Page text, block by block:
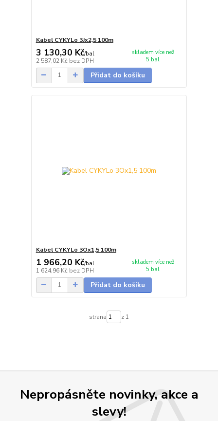
Kabel CYKYLo 3Jx2,5 100m
3 130,30 Kč/bal
2 587,02 Kč bez DPH
skladem více než
5 bal
Přidat do košíku
Kabel CYKYLo 3Ox1,5 100m
1 966,20 Kč/bal
1 624,96 Kč bez DPH
skladem více než
5 bal
Přidat do košíku
strana z 1
Nepropásněte novinky, akce a
slevy!